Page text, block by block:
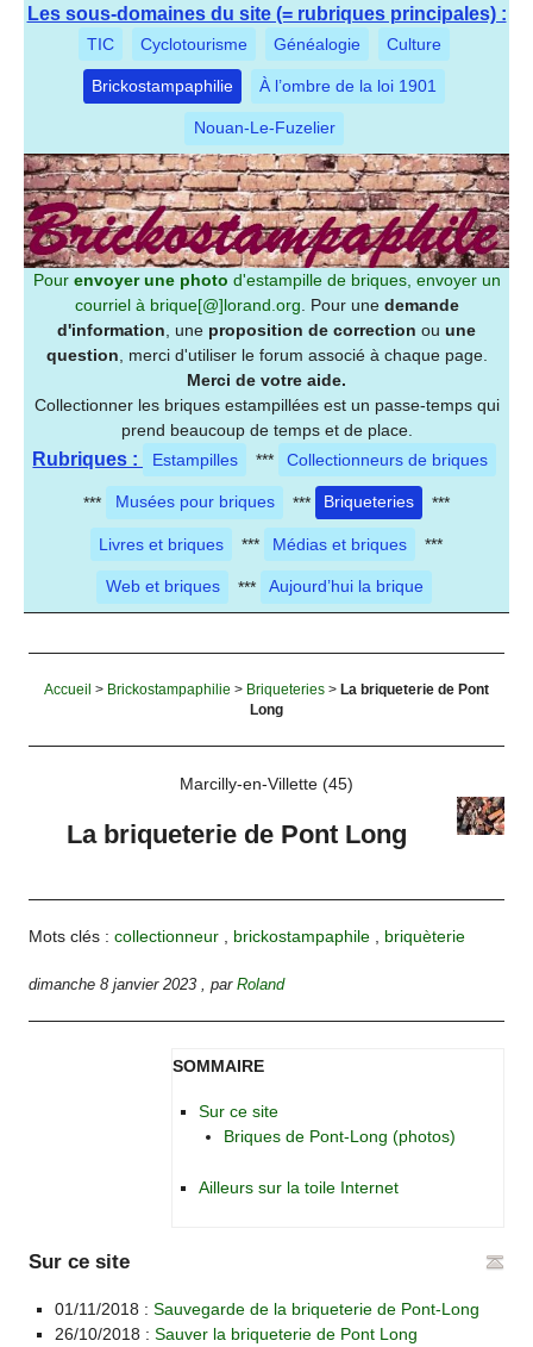
Les sous-domaines du site (= rubriques principales) :
TIC Cyclotourisme Généalogie Culture
Brickostampaphilie À l’ombre de la loi 1901
Nouan-Le-Fuzelier
Pour envoyer une photo d'estampille de briques, envoyer un
courriel à brique[@]lorand.org . Pour une demande
d'information , une proposition de correction ou une
question , merci d'utiliser le forum associé à chaque page.
Merci de votre aide.
Collectionner les briques estampillées est un passe-temps qui
prend beaucoup de temps et de place.
Rubriques : Estampilles *** Collectionneurs de briques
*** Musées pour briques *** Briqueteries ***
Livres et briques *** Médias et briques ***
Web et briques *** Aujourd’hui la brique
Accueil > Brickostampaphilie > Briqueteries > La briqueterie de Pont
Long
Marcilly-en-Villette (45)
La briqueterie de Pont Long
Mots clés :collectionneur , brickostampaphile , briquèterie
dimanche 8 janvier 2023 ,parRoland
SOMMAIRE
Sur ce site
Briques de Pont-Long (photos)
Ailleurs sur la toile Internet
Sur ce site
01/11/2018 : Sauvegarde de la briqueterie de Pont-Long
26/10/2018 : Sauver la briqueterie de Pont Long